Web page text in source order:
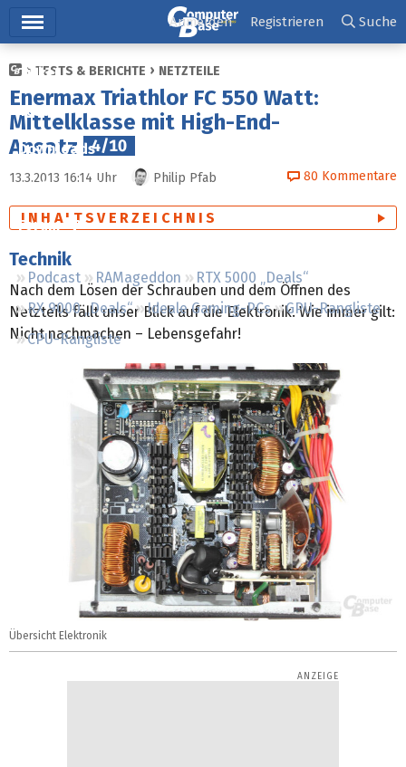
Ticker
Tests
Downloads
Preisvergleich
Forum
Podcast RAMageddon
RTX 5000 „Deals“
RX 9000 „Deals“
Ideale Gaming-PCs
GPU-Rangliste
CPU-Rangliste
Anmelden Registrieren Suche
TESTS & BERICHTE NETZTEILE
Enermax Triathlor FC 550 Watt:
Mittelklasse mit High-End-
Ansatz
4/10
13.3.2013 16:14 Uhr Philip Pfab 80 Kommentare
INHALTSVERZEICHNIS
Technik
Nach dem Lösen der Schrauben und dem Öffnen des
Netzteils fällt unser Blick auf die Elektronik. Wie immer gilt:
Nicht nachmachen – Lebensgefahr!
Übersicht Elektronik